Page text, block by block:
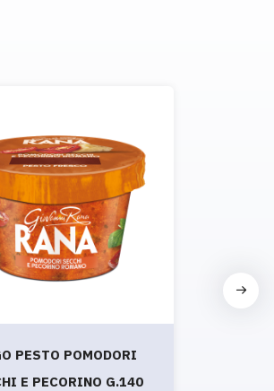
PESTO POMODORI
E PECORINO G.140